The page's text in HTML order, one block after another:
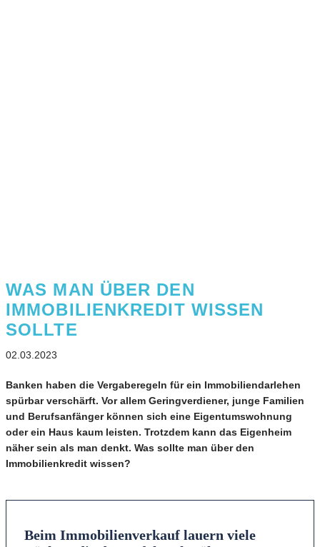
WAS MAN ÜBER DEN
IMMOBILIENKREDIT WISSEN
SOLLTE
02.03.2023
Banken haben die Vergaberegeln für ein Immobiliendarlehen
spürbar verschärft. Vor allem Geringverdiener, junge Familien
und Berufsanfänger können sich eine Eigentumswohnung
oder ein Haus kaum leisten. Trotzdem kann das Eigenheim
näher sein als man denkt. Was sollte man über den
Immobilienkredit wissen?
Beim Immobilienverkauf lauern viele